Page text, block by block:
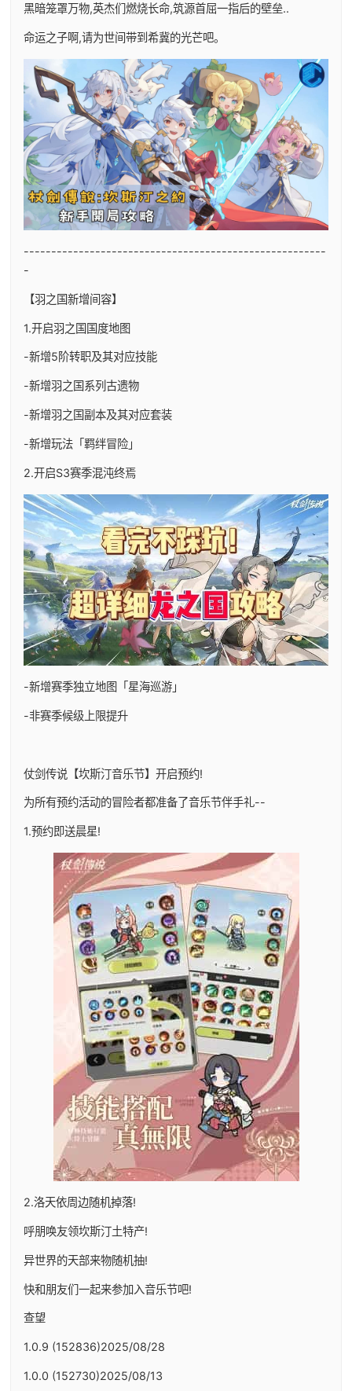
黑暗笼罩万物,英杰们燃烧长命,筑源首屈一指后的壁垒..
命运之子啊,请为世间带到希冀的光芒吧。
-------------------------------------------------------
-
【羽之国新增间容】
1.开启羽之国国度地图
-新增5阶转职及其对应技能
-新增羽之国系列古遗物
-新增羽之国副本及其对应套装
-新增玩法「羁绊冒险」
2.开启S3赛季混沌终焉
-新增赛季独立地图「星海巡游」
-非赛季候级上限提升
仗剑传说【坎斯汀音乐节】开启预约!
为所有预约活动的冒险者都准备了音乐节伴手礼--
1.预约即送晨星!
2.洛天依周边随机掉落!
呼朋唤友领坎斯汀土特产!
异世界的天部来物随机抽!
快和朋友们一起来参加入音乐节吧!
查望
1.0.9 (152836)2025/08/28
1.0.0 (152730)2025/08/13